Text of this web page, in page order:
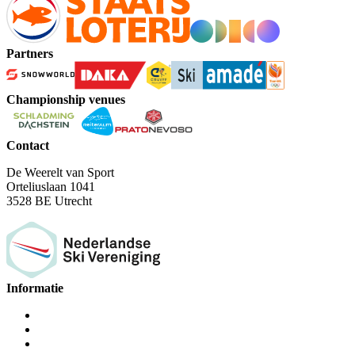
Partners
Championship venues
Contact
De Weerelt van Sport
Orteliuslaan 1041
3528 BE Utrecht
Informatie